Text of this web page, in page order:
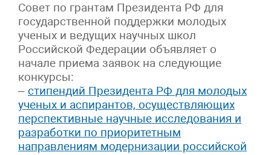
Совет по грантам Президента РФ для
государственной поддержки молодых
ученых и ведущих научных школ
Российской Федерации объявляет о
начале приема заявок на следующие
конкурсы:
– стипендий Президента РФ для молодых
ученых и аспирантов, осуществляющих
перспективные научные исследования и
разработки по приоритетным
направлениям модернизации российской